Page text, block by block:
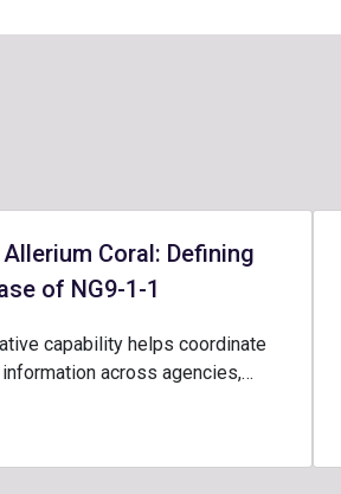
Coral: Defining
of NG9-1-1
capability helps coordinate
across agencies,…